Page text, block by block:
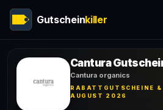
Gutscheinkiller
Cantura
Cantura organics
RABATTGUTSCHEINE &
AUGUST 2026